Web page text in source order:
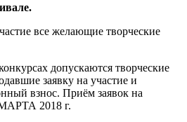
все желающие творческие
допускаются творческие
заявку на участие и
взнос. Приём заявок на
МАРТА 2018 г.